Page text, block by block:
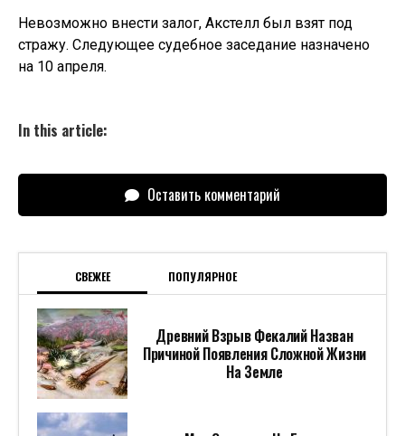
Невозможно внести залог, Акстелл был взят под
стражу. Следующее судебное заседание назначено
на 10 апреля.
In this article:
Оставить комментарий
СВЕЖЕЕ ПОПУЛЯРНОЕ
Древний Взрыв Фекалий Назван
Причиной Появления Сложной Жизни
На Земле